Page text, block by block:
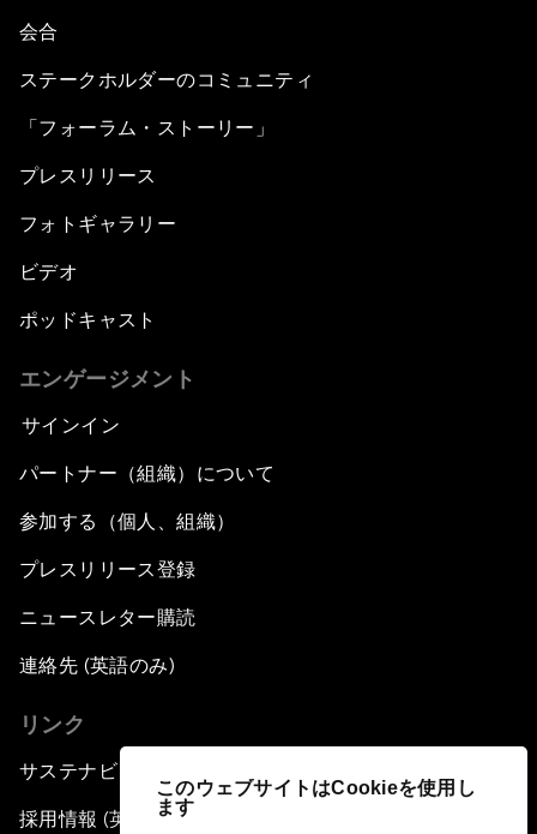
このウェブサイトはCookieを使用し
ます
会合
ステークホルダーのコミュニティ
「フォーラム・ストーリー」
プレスリリース
フォトギャラリー
ビデオ
ポッドキャスト
エンゲージメント
サインイン
パートナー（組織）について
参加する（個人、組織）
プレスリリース登録
ニュースレター購読
連絡先 (英語のみ)
リンク
サステナビリティへの取り組み
採用情報 (英語のみ)